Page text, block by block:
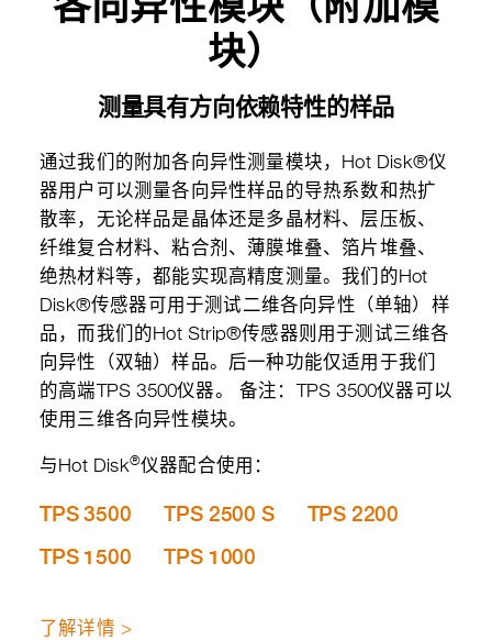
块）
测量具有方向依赖特性的样品
通过我们的附加各向异性测量模块，Hot Disk®仪
器用户可以测量各向异性样品的导热系数和热扩
散率，无论样品是晶体还是多晶材料、层压板、
纤维复合材料、粘合剂、薄膜堆叠、箔片堆叠、
绝热材料等，都能实现高精度测量。我们的Hot
Disk®传感器可用于测试二维各向异性（单轴）样
品，而我们的Hot Strip®传感器则用于测试三维各
向异性（双轴）样品。后一种功能仅适用于我们
的高端TPS 3500仪器。 备注：TPS 3500仪器可以
使用三维各向异性模块。
与Hot Disk®仪器配合使用：
TPS 3500 TPS 2500 S
TPS 2200
TPS 1500
TPS 1000
了解详情 >